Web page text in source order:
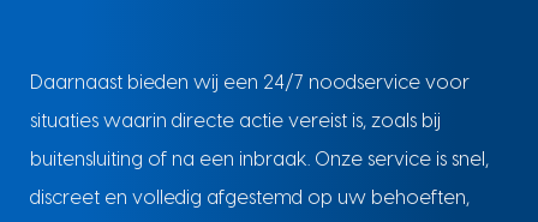
Daarnaast bieden wij een 24/7 noodservice voor
situaties waarin directe actie vereist is, zoals bij
buitensluiting of na een inbraak. Onze service is snel,
discreet en volledig afgestemd op uw behoeften,